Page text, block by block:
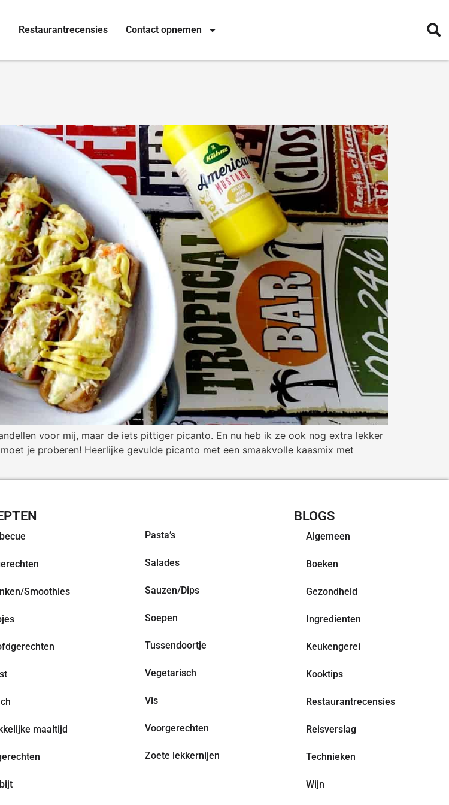
Restaurantrecensies Contact opnemen
voor mij, maar de iets pittiger picanto. En nu heb ik ze ook nog extra lekker
je proberen! Heerlijke gevulde picanto met een smaakvolle kaasmix met
Smoothies
maaltijd
Pasta’s
Salades
Sauzen/Dips
Soepen
Tussendoortje
Vegetarisch
Vis
Voorgerechten
Zoete lekkernijen
BLOGS
Algemeen
Boeken
Gezondheid
Ingredienten
Keukengerei
Kooktips
Restaurantrecensies
Reisverslag
Technieken
Wijn